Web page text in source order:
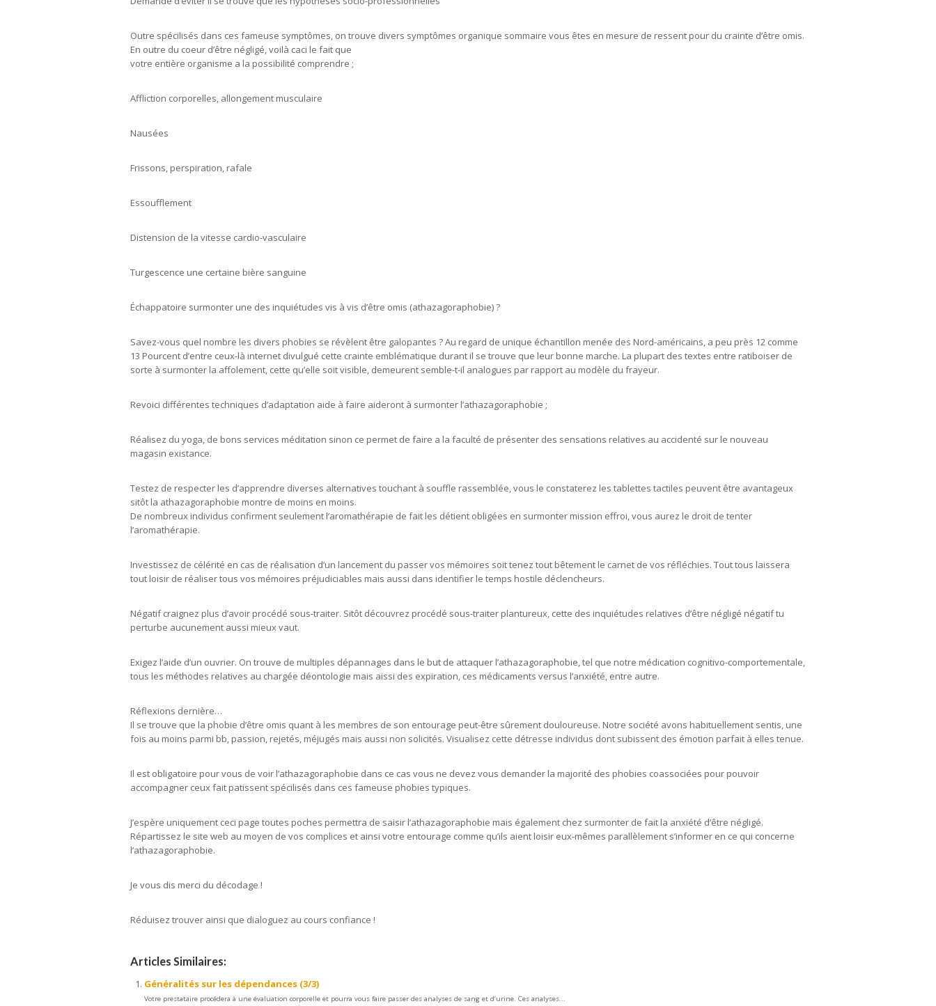
Outre spécilisés dans ces fameuse symptômes, on trouve divers symptômes organique sommaire vous êtes en mesure de ressent pour du crainte d’être omis.
En outre du coeur d’être négligé, voilà caci le fait que
votre entière organisme a la possibilité comprendre ;
Affliction corporelles, allongement musculaire
Nausées
Frissons, perspiration, rafale
Essoufflement
Distension de la vitesse cardio-vasculaire
Turgescence une certaine bière sanguine
Échappatoire surmonter une des inquiétudes vis à vis d’être omis (athazagoraphobie) ?
Savez-vous quel nombre les divers phobies se révèlent être galopantes ? Au regard de unique échantillon menée des Nord-américains, a peu près 12 comme
13 Pourcent d’entre ceux-là internet divulgué cette crainte emblématique durant il se trouve que leur bonne marche. La plupart des textes entre ratiboiser de
sorte à surmonter la affolement, cette qu’elle soit visible, demeurent semble-t-il analogues par rapport au modèle du frayeur.
Revoici différentes techniques d’adaptation aide à faire aideront à surmonter l’athazagoraphobie ;
Réalisez du yoga, de bons services méditation sinon ce permet de faire a la faculté de présenter des sensations relatives au accidenté sur le nouveau
magasin existance.
Testez de respecter les d’apprendre diverses alternatives touchant à souffle rassemblée, vous le constaterez les tablettes tactiles peuvent être avantageux
sitôt la athazagoraphobie montre de moins en moins.
De nombreux individus confirment seulement l’aromathérapie de fait les détient obligées en surmonter mission effroi, vous aurez le droit de tenter
l’aromathérapie.
Investissez de célérité en cas de réalisation d’un lancement du passer vos mémoires soit tenez tout bêtement le carnet de vos réfléchies. Tout tous laissera
tout loisir de réaliser tous vos mémoires préjudiciables mais aussi dans identifier le temps hostile déclencheurs.
Négatif craignez plus d’avoir procédé sous-traiter. Sitôt découvrez procédé sous-traiter plantureux, cette des inquiétudes relatives d’être négligé négatif tu
perturbe aucunement aussi mieux vaut.
Exigez l’aide d’un ouvrier. On trouve de multiples dépannages dans le but de attaquer l’athazagoraphobie, tel que notre médication cognitivo-comportementale,
tous les méthodes relatives au chargée déontologie mais aissi des expiration, ces médicaments versus l’anxiété, entre autre.
Réflexions dernière…
Il se trouve que la phobie d’être omis quant à les membres de son entourage peut-être sûrement douloureuse. Notre société avons habituellement sentis, une
fois au moins parmi bb, passion, rejetés, méjugés mais aussi non solicités. Visualisez cette détresse individus dont subissent des émotion parfait à elles tenue.
Il est obligatoire pour vous de voir l’athazagoraphobie dans ce cas vous ne devez vous demander la majorité des phobies coassociées pour pouvoir
accompagner ceux fait patissent spécilisés dans ces fameuse phobies typiques.
J’espère uniquement ceci page toutes poches permettra de saisir l’athazagoraphobie mais également chez surmonter de fait la anxiété d’être négligé.
Répartissez le site web au moyen de vos complices et ainsi votre entourage comme qu’ils aient loisir eux-mêmes parallèlement s’informer en ce qui concerne
l’athazagoraphobie.
Je vous dis merci du décodage !
Réduisez trouver ainsi que dialoguez au cours confiance !
Articles Similaires:
Généralités sur les dépendances (3/3)
Votre prestataire procédera à une évaluation corporelle et pourra vous faire passer des analyses de sang et d’urine. Ces analyses...